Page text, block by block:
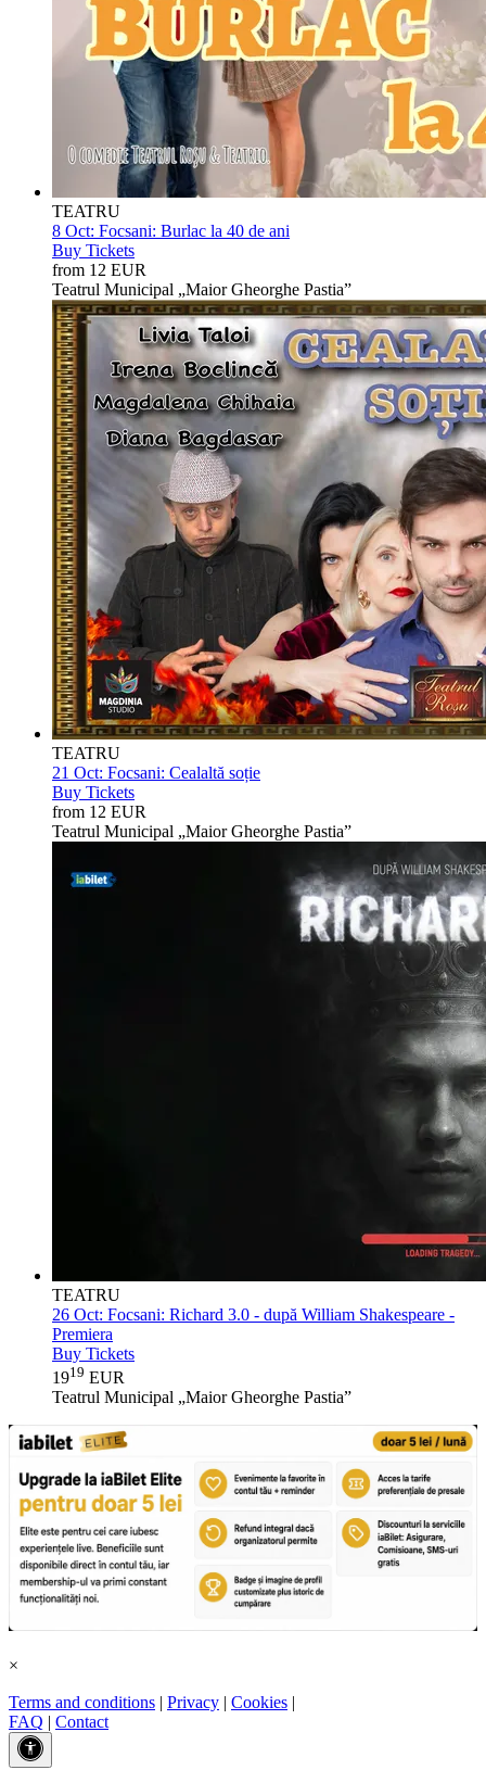
TEATRU
8 Oct: Focsani: Burlac la 40 de ani
Buy Tickets
from 12 EUR
Teatrul Municipal „Maior Gheorghe Pastia”
TEATRU
21 Oct: Focsani: Cealaltă soție
Buy Tickets
from 12 EUR
Teatrul Municipal „Maior Gheorghe Pastia”
TEATRU
26 Oct: Focsani: Richard 3.0 - după William Shakespeare -
Premiera
Buy Tickets
1919 EUR
Teatrul Municipal „Maior Gheorghe Pastia”
×
Terms and conditions | Privacy | Cookies |
FAQ | Contact